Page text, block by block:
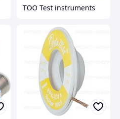
ТОО Test instruments